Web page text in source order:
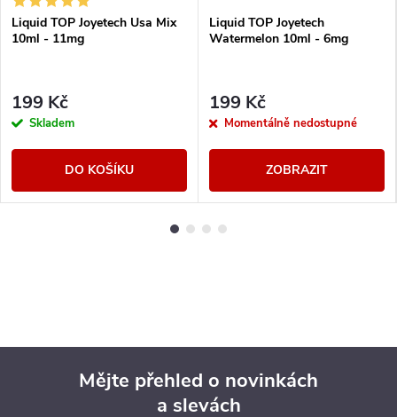
Liquid TOP Joyetech Usa Mix
10ml - 11mg
199 Kč
Skladem
DO KOŠÍKU
Liquid TOP Joyetech
Watermelon 10ml - 6mg
199 Kč
Momentálně nedostupné
ZOBRAZIT
Mějte přehled o novinkách
a slevách